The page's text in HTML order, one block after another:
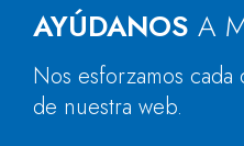
AYÚDANOS A
Nos esforzamos
de nuestra web.